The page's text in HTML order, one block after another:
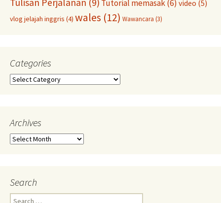
Tutorial memasak(6) video (5)
vlog jelajah inggris (4) wales (12) Wawancara (3)
Categories
Categories
Archives
Archives
Search
Search